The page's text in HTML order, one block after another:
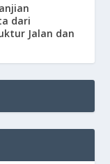
dari
Jalan dan